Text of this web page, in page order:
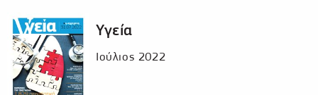
Υγεία
Ιούλιος 2022